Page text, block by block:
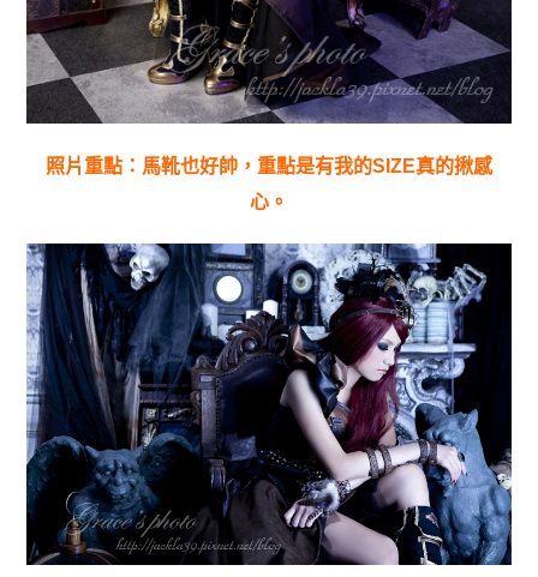
照片重點：馬靴也好帥，重點是有我的SIZE真的揪感
心。